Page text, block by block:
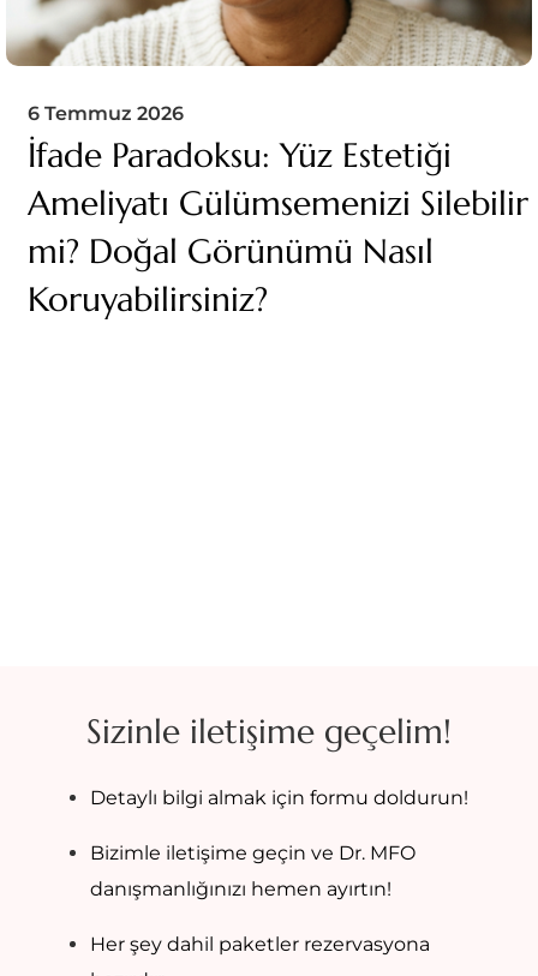
6 Temmuz 2026
İfade Paradoksu: Yüz Estetiği
Ameliyatı Gülümsemenizi Silebilir
mi? Doğal Görünümü Nasıl
Koruyabilirsiniz?
Sizinle iletişime geçelim!
Detaylı bilgi almak için formu doldurun!
Bizimle iletişime geçin ve Dr. MFO
danışmanlığınızı hemen ayırtın!
Her şey dahil paketler rezervasyona